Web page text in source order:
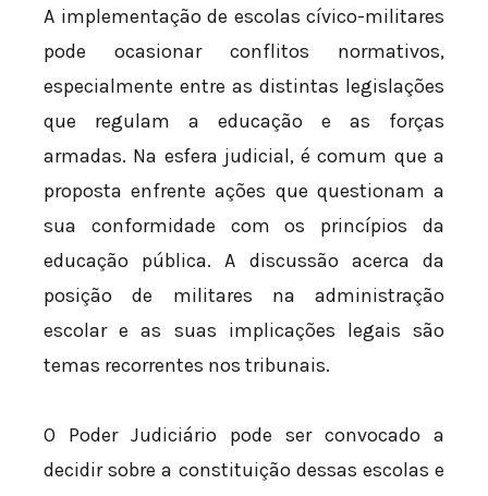
A implementação de escolas cívico-militares
pode ocasionar conflitos normativos,
especialmente entre as distintas legislações
que regulam a educação e as forças
armadas. Na esfera judicial, é comum que a
proposta enfrente ações que questionam a
sua conformidade com os princípios da
educação pública. A discussão acerca da
posição de militares na administração
escolar e as suas implicações legais são
temas recorrentes nos tribunais.
O Poder Judiciário pode ser convocado a
decidir sobre a constituição dessas escolas e